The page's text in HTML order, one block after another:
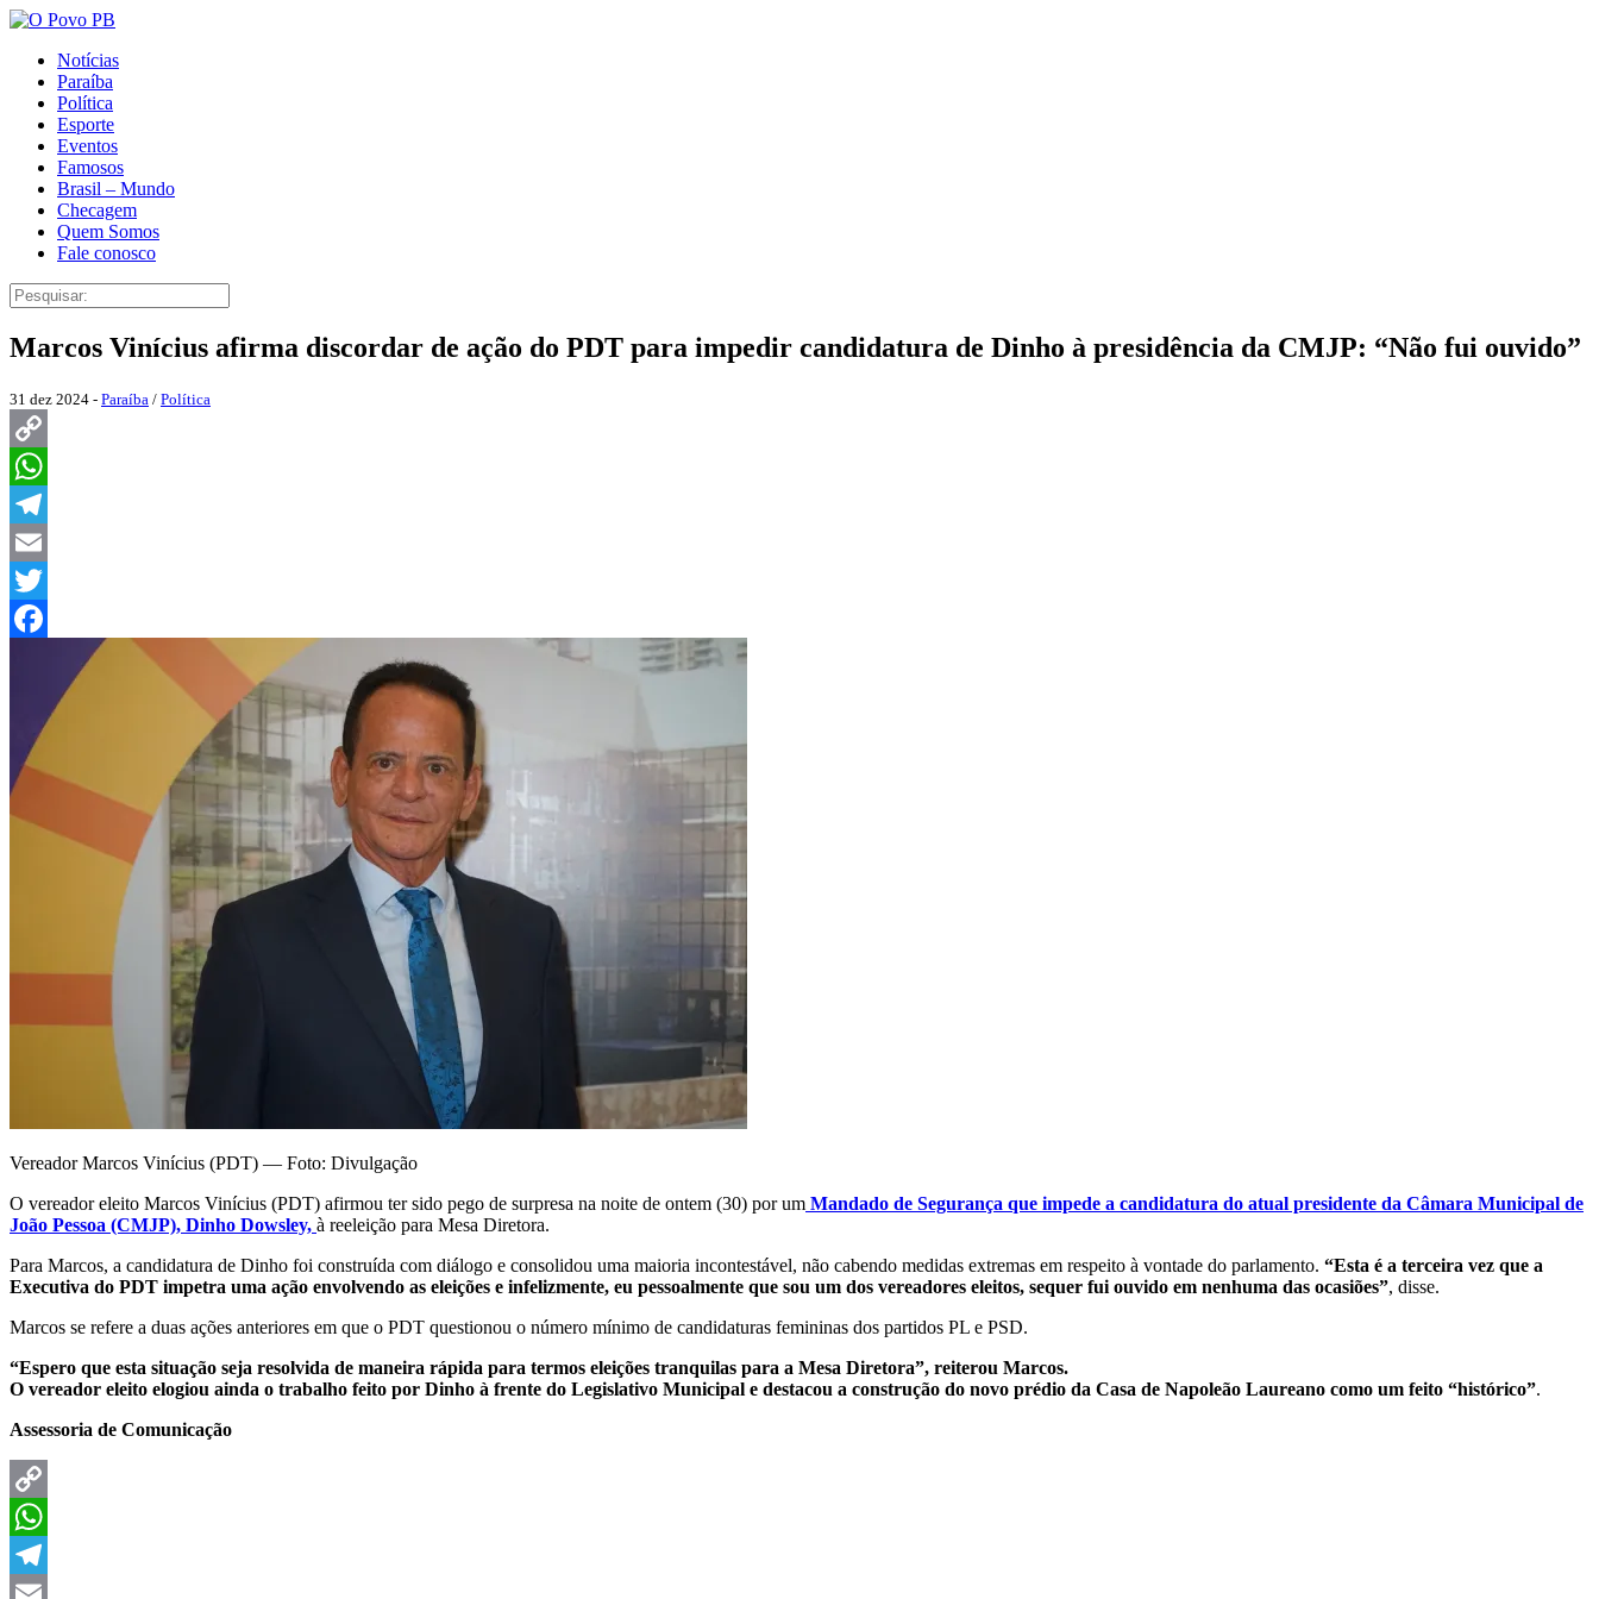
Notícias
Paraíba
Política
Esporte
Eventos
Famosos
Brasil – Mundo
Checagem
Quem Somos
Fale conosco
Marcos Vinícius afirma discordar de ação do PDT para impedir candidatura de Dinho à presidência da CMJP: “Não fui ouvido”
31 dez 2024 - Paraíba / Política
Copy
Link
WhatsApp
Telegram
Email
Twitter
Vereador Marcos Vinícius (PDT) — Foto: Divulgação
O vereador eleito Marcos Vinícius (PDT) afirmou ter sido pego de surpresa na noite de ontem (30) por um Mandado de Segurança que impede a candidatura do atual presidente da Câmara Municipal de
João Pessoa (CMJP), Dinho Dowsley, à reeleição para Mesa Diretora.
Para Marcos, a candidatura de Dinho foi construída com diálogo e consolidou uma maioria incontestável, não cabendo medidas extremas em respeito à vontade do parlamento. “Esta é a terceira vez que a
Executiva do PDT impetra uma ação envolvendo as eleições e infelizmente, eu pessoalmente que sou um dos vereadores eleitos, sequer fui ouvido em nenhuma das ocasiões”, disse.
Marcos se refere a duas ações anteriores em que o PDT questionou o número mínimo de candidaturas femininas dos partidos PL e PSD.
“Espero que esta situação seja resolvida de maneira rápida para termos eleições tranquilas para a Mesa Diretora”, reiterou Marcos.
O vereador eleito elogiou ainda o trabalho feito por Dinho à frente do Legislativo Municipal e destacou a construção do novo prédio da Casa de Napoleão Laureano como um feito “histórico”.
Assessoria de Comunicação
Copy
Link
WhatsApp
Telegram